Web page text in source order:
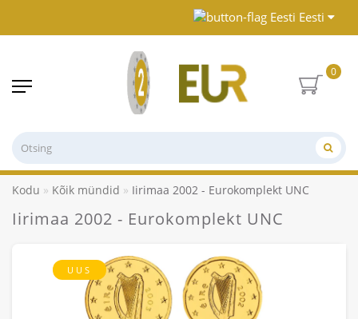
Eesti
0
Kodu Kõik mündid Iirimaa 2002 - Eurokomplekt UNC
Iirimaa 2002 - Eurokomplekt UNC
UUS